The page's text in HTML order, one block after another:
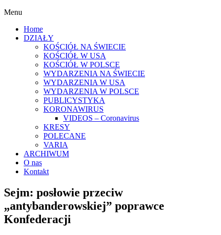
Menu
Home
DZIAŁY
KOŚCIÓŁ NA ŚWIECIE
KOŚCIÓŁ W USA
KOŚCIÓŁ W POLSCE
WYDARZENIA NA ŚWIECIE
WYDARZENIA W USA
WYDARZENIA W POLSCE
PUBLICYSTYKA
KORONAWIRUS
VIDEOS – Coronavirus
KRESY
POLECANE
VARIA
ARCHIWUM
O nas
Kontakt
Sejm: posłowie przeciw
„antybanderowskiej” poprawce
Konfederacji